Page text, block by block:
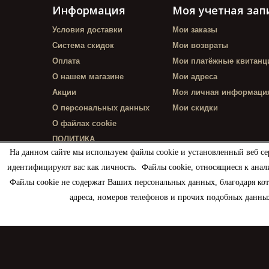
На данном сайте мы используем файлы cookie и установленный веб
идентифицируют вас как личность. Файлы cookie, относящиеся к
Файлы cookie не содержат Ваших персональных данных, благодаря
адреса, номеров телефонов и прочих подобных
Информация
Условия доставки
Система скидок
Оплата
О нашем магазине
Акции
О персональных данных
О файлах cookie
ПОЛИТИКА
КОНФИДЕНЦИАЛЬНОСТИ
Моя учетная
Мои заказы
Мои возвраты
Мои платёжные
Мои адреса
Моя личная
Мои скидки